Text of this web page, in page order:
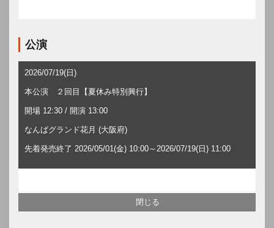
公演
2026/07/19(日)
本公演 ２回目【夏休み特別興行】
開場 12:30 / 開演 13:00
なんばグランド花月 (大阪府)
先着発売終了 2026/05/01(金) 10:00～2026/07/19(日) 11:00